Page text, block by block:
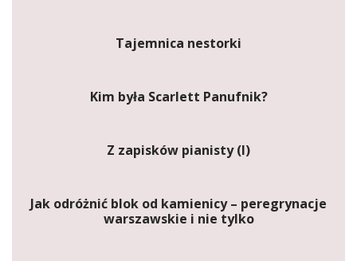
Tajemnica nestorki
Kim była Scarlett Panufnik?
Z zapisków pianisty (I)
Jak odróżnić blok od kamienicy – peregrynacje
warszawskie i nie tylko